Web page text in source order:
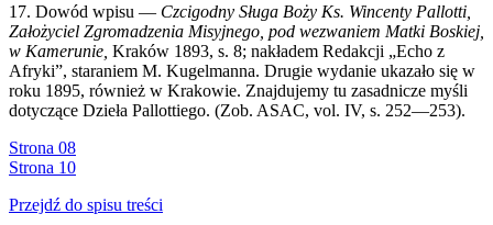
17. Dowód wpisu — Czcigodny Sługa Boży Ks. Wincenty Pallotti,
Założyciel Zgromadzenia Misyjnego, pod wezwaniem Matki Boskiej,
w Kamerunie, Kraków 1893, s. 8; nakładem Redakcji „Echo z
Afryki”, staraniem M. Kugelmanna. Drugie wydanie ukazało się w
roku 1895, również w Krakowie. Znajdujemy tu zasadnicze myśli
dotyczące Dzieła Pallottiego. (Zob. ASAC, vol. IV, s. 252—253).
Strona 08
Strona 10
Przejdź do spisu treści